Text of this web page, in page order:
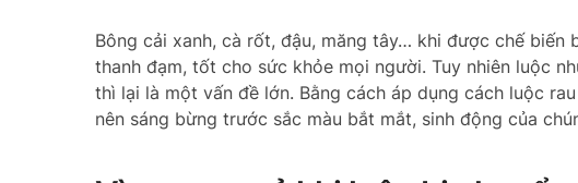
Bông cải xanh, cà rốt, đậu, măng tây… khi được chế
thanh đạm, tốt cho sức khỏe mọi người. Tuy nhiên luộc
thì lại là một vấn đề lớn. Bằng cách áp dụng cách luộc
nên sáng bừng trước sắc màu bắt mắt, sinh động của